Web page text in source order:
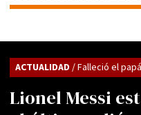
Lionel Messi
ACTUALIDAD / Falleció el